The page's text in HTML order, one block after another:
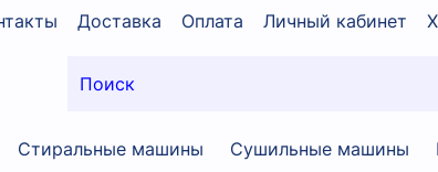
Доставка Оплата Личный кабинет
Стиральные машины Сушильные машины